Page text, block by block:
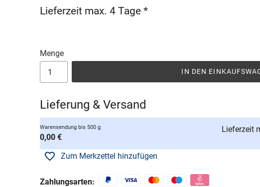
Lieferzeit max. 4 Tage *
Menge
IN DEN
Lieferung & Versand
Warensendung bis 500 g
0,00 €
Lieferzeit
Zum Merkzettel hinzufügen
Zahlungsarten: